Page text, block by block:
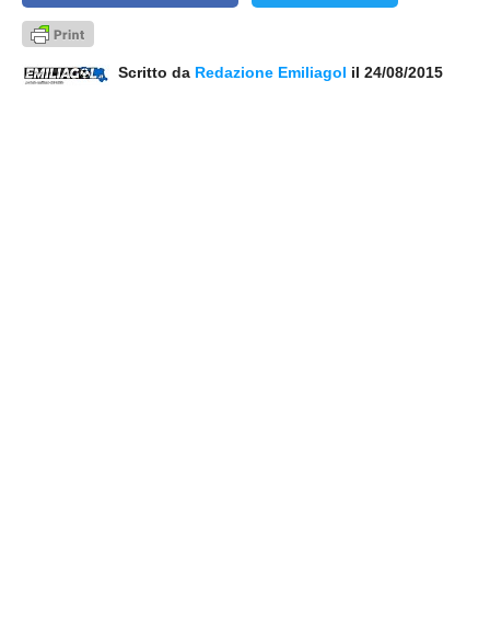
Scritto da Redazione Emiliagol il 24/08/2015